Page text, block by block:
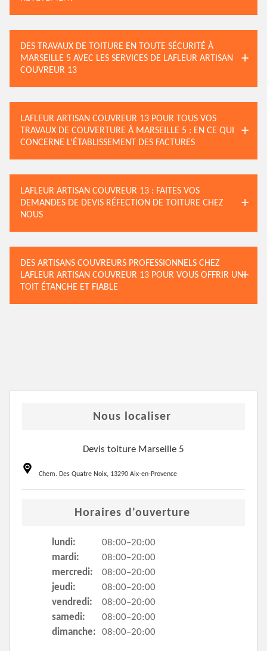
DES TRAVAUX DE TOITURE EN TOUTE SÉCURITÉ À
MARSEILLE 5 AVEC LES SERVICES DE LAFLEUR ARTISAN
COUVREUR 13
LAFLEUR ARTISAN COUVREUR 13 POUR TOUS VOS
TRAVAUX DE COUVERTURE À MARSEILLE 5 : EN CE QUI
CONCERNE L’ÉTABLISSEMENT DES FACTURES
LAFLEUR ARTISAN COUVREUR 13 : FAITES VOS
DEMANDES DE DEVIS RÉFECTION DE TOITURE CHEZ
NOUS
DES ARTISANS COUVREURS PROFESSIONNELS CHEZ
LAFLEUR ARTISAN COUVREUR 13 POUR VOUS OFFRIR UN
TOIT ÉTANCHE ET FIABLE
Nous localiser
Devis toiture Marseille 5
Chem. Des Quatre Noix, 13290 Aix-en-Provence
Horaires d'ouverture
lundi:
08:00–20:00
mardi:
08:00–20:00
mercredi:
08:00–20:00
jeudi:
08:00–20:00
vendredi:
08:00–20:00
samedi:
08:00–20:00
dimanche:
08:00–20:00